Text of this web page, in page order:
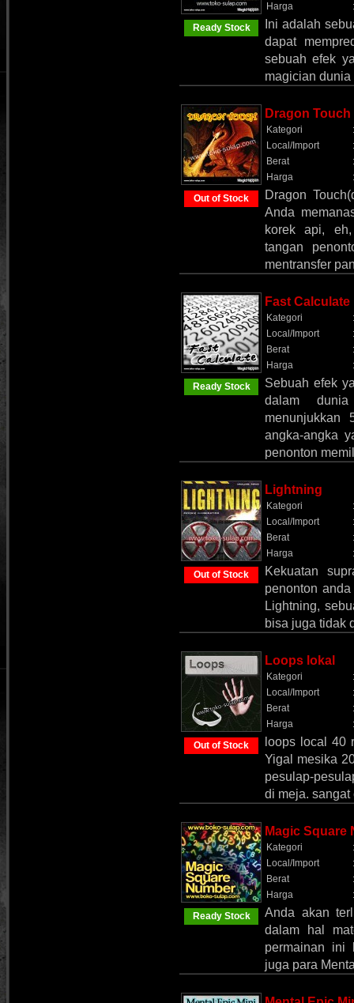
Ready Stock
Harga
:
Ini adalah
dapat
sebuah efek
magician
Out of Stock
Dragon Touch
Kategori
:
Local/Import
:
Berat
:
Harga
:
Dragon
Anda
korek api,
tangan
mentransfer
Ready Stock
Fast Calculate
Kategori
:
Local/Import
:
Berat
:
Harga
:
Sebuah efek
dalam
menunjukkan
angka-angka
penonton
Out of Stock
Lightning
Kategori
:
Local/Import
:
Berat
:
Harga
:
Kekuatan
penonton
Lightning,
bisa juga tidak
Out of Stock
Loops lokal
Kategori
:
Local/Import
:
Berat
:
Harga
:
loops local 40
Yigal mesika
pesulap-
di meja.
Ready Stock
Magic Square
Kategori
:
Local/Import
:
Berat
:
Harga
:
Anda akan
dalam hal
permainan ini
juga para